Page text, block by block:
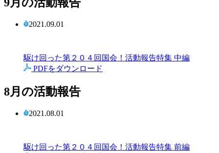
9月の活動報告
2021.09.01
駆け回った第２０４回国会！活動報告特集 中編
PDFをダウンロード
8月の活動報告
2021.08.01
駆け回った第２０４回国会！活動報告特集 前編